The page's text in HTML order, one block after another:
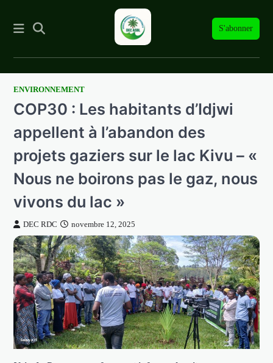
S'abonner
SkipENVIRONNEMENT
COP30 : Les habitants d’Idjwi
appellent à l’abandon des
projets gaziers sur le lac Kivu – «
Nous ne boirons pas le gaz, nous
vivons du lac »
DEC RDC novembre 12, 2025